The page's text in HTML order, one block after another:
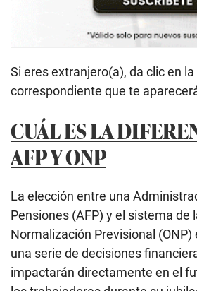
Si eres extranjero(a), da clic en
correspondiente que te
CUÁL ES LA
AFP Y ONP
La elección entre una
Pensiones (AFP) y el sistema de
Normalización Previsional (ONP)
una serie de decisiones
impactarán directamente en el